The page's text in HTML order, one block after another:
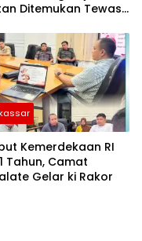
Ditemukan Tewas,
Kemerdekaan RI
Tahun, Camat
Gelar ki Rakor